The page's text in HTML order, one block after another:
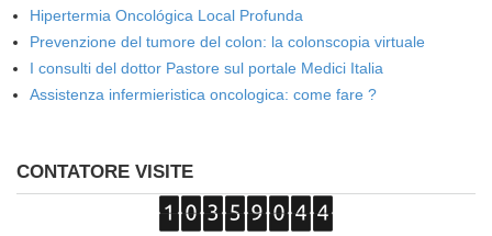
Hipertermia Oncológica Local Profunda
Prevenzione del tumore del colon: la colonscopia virtuale
I consulti del dottor Pastore sul portale Medici Italia
Assistenza infermieristica oncologica: come fare ?
CONTATORE VISITE